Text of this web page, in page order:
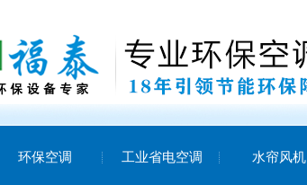
环保空调 工业省电空调 水帘风机